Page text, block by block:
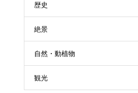
歴史
絶景
自然・動植物
観光